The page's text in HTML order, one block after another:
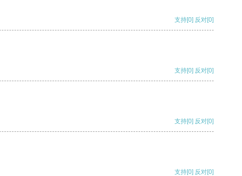
支持[0] 反对[0]
支持[0] 反对[0]
支持[0] 反对[0]
支持[0] 反对[0]